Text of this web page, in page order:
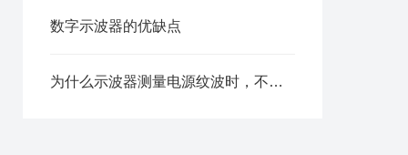
数字示波器的优缺点
为什么示波器测量电源纹波时，不应该使用接地夹线？